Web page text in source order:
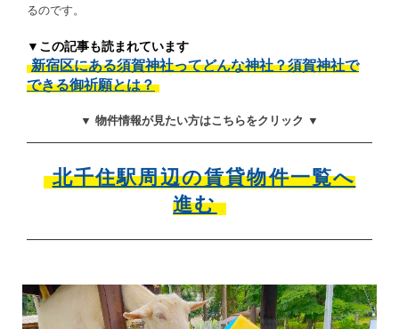
るのです。
▼この記事も読まれています
新宿区にある須賀神社ってどんな神社？須賀神社で
できる御祈願とは？
▼ 物件情報が見たい方はこちらをクリック ▼
北千住駅周辺の賃貸物件一覧へ
進む